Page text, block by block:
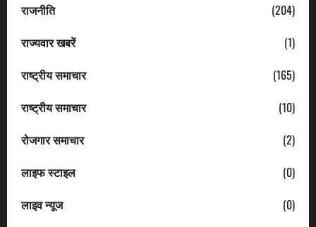
राजनीति
(204)
राज्यवार खबरें
(1)
राष्ट्रीय समाचार
(165)
राष्ट्रीय समाचार
(10)
रोजगार समाचार
(2)
लाइफ स्टाइल
(0)
लाइव न्यूज
(0)